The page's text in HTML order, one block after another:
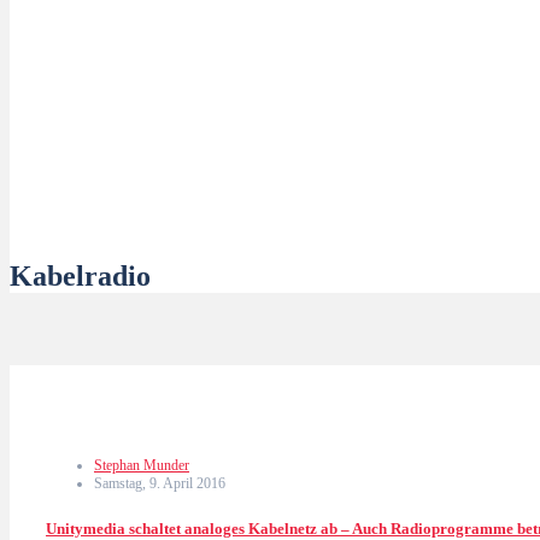
Kabelradio
Stephan Munder
Samstag, 9. April 2016
Unitymedia schaltet analoges Kabelnetz ab – Auch Radioprogramme